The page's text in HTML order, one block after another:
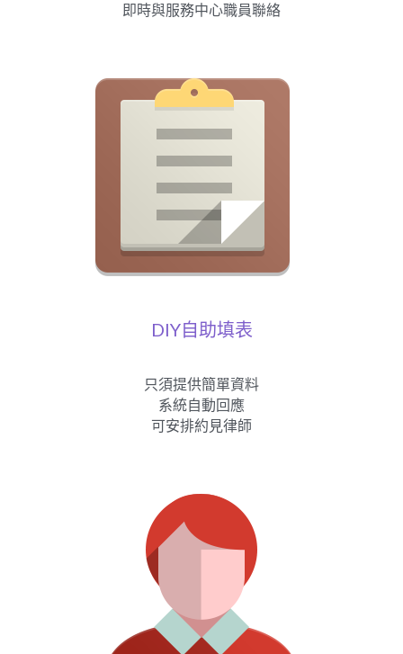
即時與服務中心職員聯絡
DIY自助填表
只須提供簡單資料
系統自動回應
可安排約見律師